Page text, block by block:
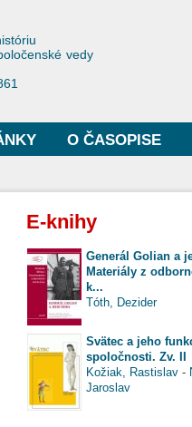
vedy
O ČASOPISE
E-knihy
Generál Golian a
Materiály z
k...
Tóth, Dezider
Svätec a jeho
spoločnosti. Zv. II
Kožiak, Rastislav -
Jaroslav